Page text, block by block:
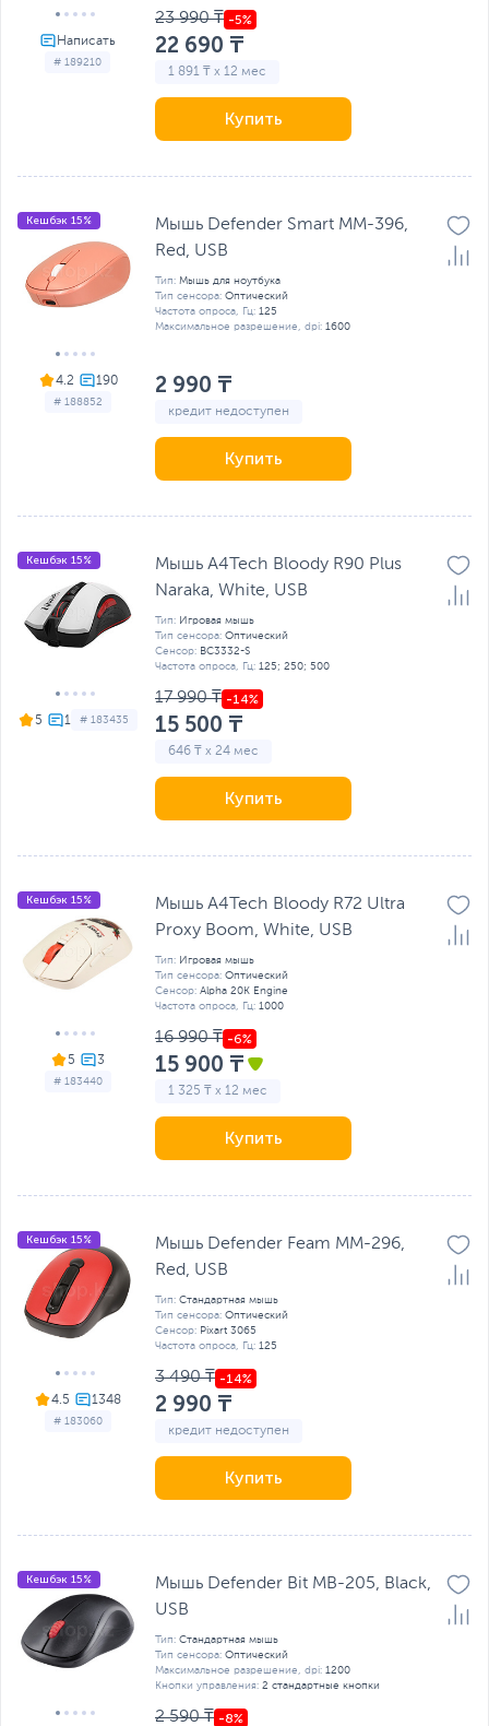
# 189210
23 990 ₸
22 690 ₸
1 891 ₸ x 12 мес
Купить
4.2
# 188852
Кешбэк 15%
Мышь Defender Smart MM-396,
Red, USB
Тип: Мышь для ноутбука
Тип сенсора: Оптический
Частота опроса, Гц: 125
Максимальное разрешение, dpi: 1600
2 990 ₸
кредит недоступен
Купить
5 # 183435
Кешбэк 15%
Мышь A4Tech Bloody R90 Plus
Naraka, White, USB
Тип: Игровая мышь
Тип сенсора: Оптический
Сенсор: BC3332-S
Частота опроса, Гц: 125; 250; 500
17 990 ₸
15 500 ₸
646 ₸ x 24 мес
Купить
5
# 183440
Кешбэк 15%
Мышь A4Tech Bloody R72 Ultra
Proxy Boom, White, USB
Тип: Игровая мышь
Тип сенсора: Оптический
Сенсор: Alpha 20K Engine
Частота опроса, Гц: 1000
16 990 ₸
15 900 ₸
1 325 ₸ x 12 мес
Купить
4.5
# 183060
Кешбэк 15%
Мышь Defender Feam MM-296,
Red, USB
Тип: Стандартная мышь
Тип сенсора: Оптический
Сенсор: Pixart 3065
Частота опроса, Гц: 125
3 490 ₸
2 990 ₸
кредит недоступен
Купить
Кешбэк 15%
Мышь Defender Bit MB-205, Black,
USB
Тип: Стандартная мышь
Тип сенсора: Оптический
Максимальное разрешение, dpi: 1200
Кнопки управления: 2 стандартные кнопки
2 590 ₸